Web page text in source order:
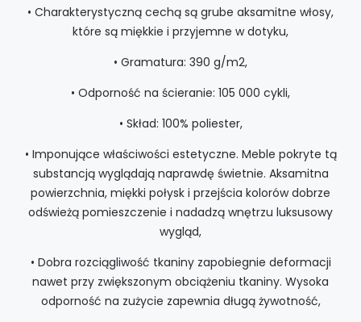
• Charakterystyczną cechą są grube aksamitne włosy,
które są miękkie i przyjemne w dotyku,
• Gramatura: 390 g/m2,
• Odporność na ścieranie: 105 000 cykli,
• Skład: 100% poliester,
• Imponujące właściwości estetyczne. Meble pokryte tą
substancją wyglądają naprawdę świetnie. Aksamitna
powierzchnia, miękki połysk i przejścia kolorów dobrze
odświeżą pomieszczenie i nadadzą wnętrzu luksusowy
wygląd,
• Dobra rozciągliwość tkaniny zapobiegnie deformacji
nawet przy zwiększonym obciążeniu tkaniny. Wysoka
odporność na zużycie zapewnia długą żywotność,